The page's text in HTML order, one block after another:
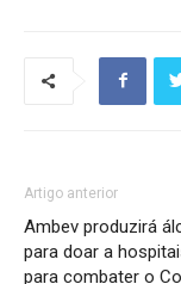
Artigo anterior
Ambev produzirá
para doar a
para combater o